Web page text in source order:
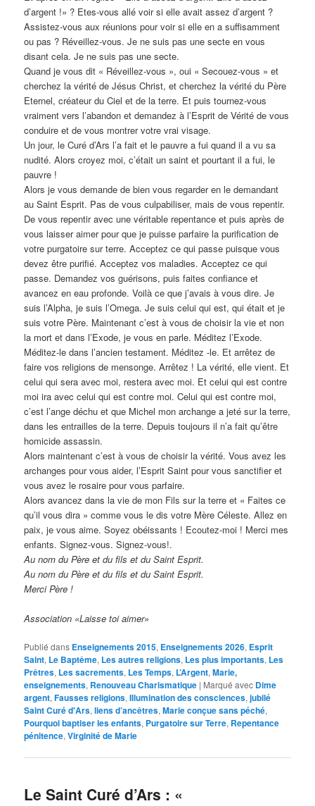
d’argent !» ? Etes-vous allé voir si elle avait assez d’argent ?
Assistez-vous aux réunions pour voir si elle en a suffisamment
ou pas ? Réveillez-vous. Je ne suis pas une secte en vous
disant cela. Je ne suis pas une secte.
Quand je vous dit « Réveillez-vous », oui « Secouez-vous » et
cherchez la vérité de Jésus Christ, et cherchez la vérité du Père
Eternel, créateur du Ciel et de la terre. Et puis tournez-vous
vraiment vers l’abandon et demandez à l’Esprit de Vérité de vous
conduire et de vous montrer votre vrai visage.
Un jour, le Curé d’Ars l’a fait et le pauvre a fui quand il a vu sa
nudité. Alors croyez moi, c’était un saint et pourtant il a fui, le
pauvre !
Alors je vous demande de bien vous regarder en le demandant
au Saint Esprit. Pas de vous culpabiliser, mais de vous repentir.
De vous repentir avec une véritable repentance et puis après de
vous laisser aimer pour que je puisse parfaire la purification de
votre purgatoire sur terre. Acceptez ce qui passe puisque vous
devez être purifié. Acceptez vos maladies. Acceptez ce qui
passe. Demandez vos guérisons, puis faites confiance et
avancez en eau profonde. Voilà ce que j’avais à vous dire. Je
suis l’Alpha, je suis l’Omega. Je suis celui qui est, qui était et je
suis votre Père. Maintenant c’est à vous de choisir la vie et non
la mort et dans l’Exode, je vous en parle. Méditez l’Exode.
Méditez-le dans l’ancien testament. Méditez -le. Et arrêtez de
faire vos religions de mensonge. Arrêtez ! La vérité, elle vient. Et
celui qui sera avec moi, restera avec moi. Et celui qui est contre
moi ira avec celui qui est contre moi. Celui qui est contre moi,
c’est l’ange déchu et que Michel mon archange a jeté sur la terre,
dans les entrailles de la terre. Depuis toujours il n’a fait qu’être
homicide assassin.
Alors maintenant c’est à vous de choisir la vérité. Vous avez les
archanges pour vous aider, l’Esprit Saint pour vous sanctifier et
vous avez le rosaire pour vous parfaire.
Alors avancez dans la vie de mon Fils sur la terre et « Faites ce
qu’il vous dira » comme vous le dis votre Mère Céleste. Allez en
paix, je vous aime. Soyez obéissants ! Ecoutez-moi ! Merci mes
enfants. Signez-vous. Signez-vous!.
Au nom du Père et du fils et du Saint Esprit.
Au nom du Père et du fils et du Saint Esprit.
Merci Père !
Association «Laisse toi aimer»
Publié dans Enseignements 2015, Enseignements 2026, Esprit
Saint, Le Baptême, Les autres religions, Les plus importants, Les
Prêtres, Les sacrements, Les Temps, L’Argent,Marie,
enseignements, Renouveau Charismatique | Marqué avec Dime
argent,Fausses religions,Illumination des consciences,jubilé
Saint Curé d'Ars,liens d’ancêtres,Marie conçue sans péché,
Pourquoi baptiser les enfants, Purgatoire sur Terre, Repentance
pénitence,Virginité de Marie
Le Saint Curé d’Ars : «